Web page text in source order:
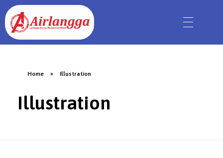
Home » Illustration
Illustration